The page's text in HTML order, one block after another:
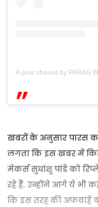
A post shared by PARAS
खबरों के अनुसार पारस
लगता कि इस खबर में
मेकर्स सुधांशु पांडे को
रहे हैं. उन्होंने आगे ये भी
कि इस तरह की अफवाहें